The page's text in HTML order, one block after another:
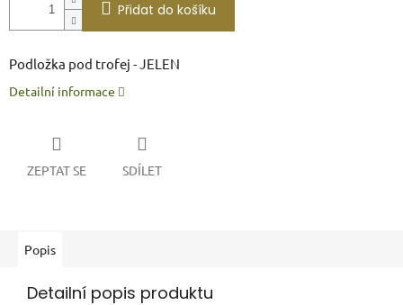
Přidat do košíku
Podložka pod trofej - JELEN
Detailní informace
ZEPTAT SE SDÍLET
Popis
Detailní popis produktu